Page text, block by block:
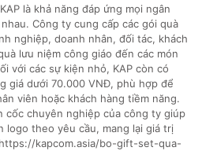
là khả năng đáp ứng mọi ngân
Công ty cung cấp các gói quà
nghiệp, doanh nhân, đối tác, khách
lưu niệm công giáo đến các món
với các sự kiện nhỏ, KAP còn có
giá dưới 70.000 VNĐ, phù hợp để
viên hoặc khách hàng tiềm năng.
cốc chuyên nghiệp của công ty giúp
logo theo yêu cầu, mang lại giá trị
kapcom.asia/bo-gift-set-qua-